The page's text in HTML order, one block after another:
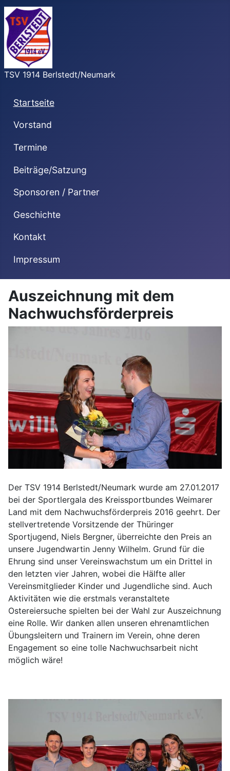
TSV 1914 Berlstedt/Neumark
Startseite
Vorstand
Termine
Beiträge/Satzung
Sponsoren / Partner
Geschichte
Kontakt
Impressum
Auszeichnung mit dem
Nachwuchsförderpreis
Der TSV 1914 Berlstedt/Neumark wurde am 27.01.2017
bei der Sportlergala des Kreissportbundes Weimarer
Land mit dem Nachwuchsförderpreis 2016 geehrt. Der
stellvertretende Vorsitzende der Thüringer
Sportjugend, Niels Bergner, überreichte den Preis an
unsere Jugendwartin Jenny Wilhelm. Grund für die
Ehrung sind unser Vereinswachstum um ein Drittel in
den letzten vier Jahren, wobei die Hälfte aller
Vereinsmitglieder Kinder und Jugendliche sind. Auch
Aktivitäten wie die erstmals veranstaltete
Ostereiersuche spielten bei der Wahl zur Auszeichnung
eine Rolle. Wir danken allen unseren ehrenamtlichen
Übungsleitern und Trainern im Verein, ohne deren
Engagement so eine tolle Nachwuchsarbeit nicht
möglich wäre!